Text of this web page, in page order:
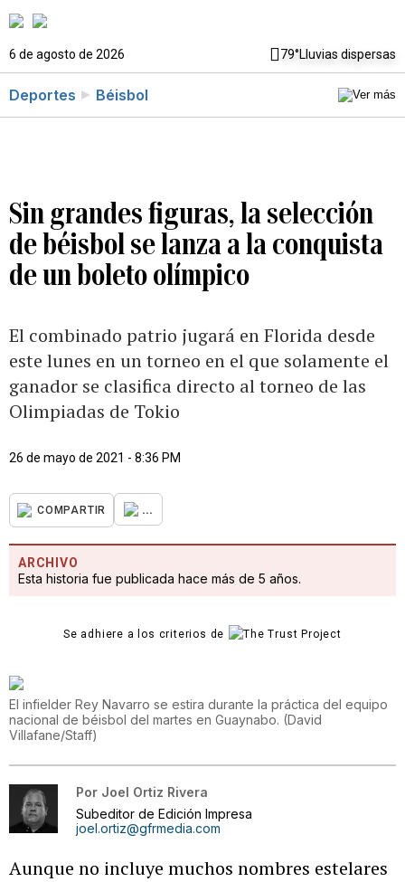
6 de agosto de 2026 79°Lluvias dispersas
Deportes Béisbol
Sin grandes figuras, la selección
de béisbol se lanza a la conquista
de un boleto olímpico
El combinado patrio jugará en Florida desde
este lunes en un torneo en el que solamente el
ganador se clasifica directo al torneo de las
Olimpiadas de Tokio
26 de mayo de 2021 - 8:36 PM
COMPARTIR ...
ARCHIVO
Esta historia fue publicada hace más de 5 años.
Se adhiere a los criterios de
El infielder Rey Navarro se estira durante la práctica del equipo
nacional de béisbol del martes en Guaynabo. (David
Villafane/Staff)
Por Joel Ortiz Rivera
Subeditor de Edición Impresa
joel.ortiz@gfrmedia.com
Aunque no incluye muchos nombres estelares